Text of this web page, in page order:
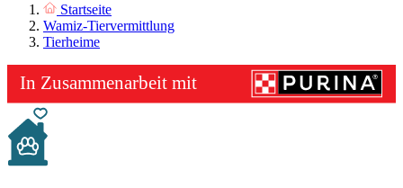
Startseite
Wamiz-Tiervermittlung
Tierheime